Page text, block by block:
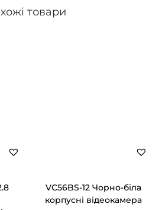
товари
VC56BS-12 Чорно-біла
корпусні відеокамера